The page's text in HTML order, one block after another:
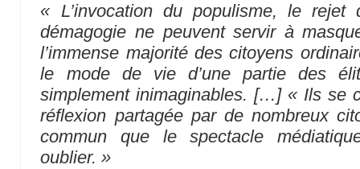
« L’invocation du populisme, le rejet
démagogie ne peuvent servir à
l’immense majorité des citoyens
le mode de vie d’une partie des
simplement inimaginables. […] « Ils se
réflexion partagée par de nombreux
commun que le spectacle
oublier. »